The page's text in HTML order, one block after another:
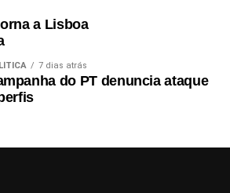
a Lisboa
7 dias atrás
do PT denuncia ataque